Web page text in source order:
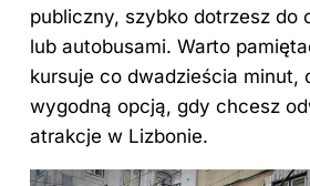
publiczny, szybko dotrzesz do
lub autobusami. Warto
kursuje co dwadzieścia minut,
wygodną opcją, gdy chcesz
atrakcje w Lizbonie.